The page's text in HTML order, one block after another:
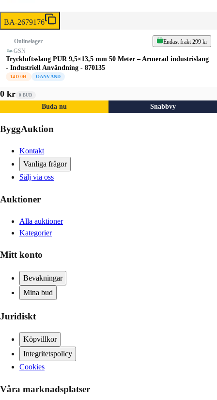
BA-2679176
Onlinelager
Endast frakt 299 kr
GSN
Tryckluftsslang PUR 9,5×13,5 mm 50 Meter – Armerad industrislang
- Industriell Användning - 870135
14D 0H OANVÄND
0 kr 0 BUD
Buda nu Snabbvy
ByggAuktion
Kontakt
Vanliga frågor
Sälj via oss
Auktioner
Alla auktioner
Kategorier
Mitt konto
Bevakningar
Mina bud
Juridiskt
Köpvillkor
Integritetspolicy
Cookies
Våra marknadsplatser